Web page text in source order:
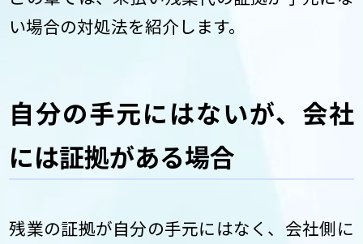
い場合の対処法を紹介します。
自分の手元にはないが、会社
には証拠がある場合
残業の証拠が自分の手元にはなく、会社側に